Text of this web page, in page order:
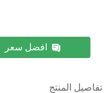
افضل سعر
تفاصيل المنتج